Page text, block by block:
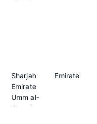
Sharjah
Emirate
Umm al-
Quwain
Emirate